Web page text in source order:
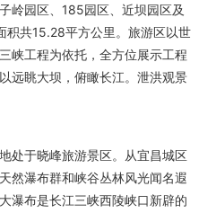
岭园区、185园区、近坝园区及
积共15.28平方公里。旅游区以世
工程为依托，全方位展示工程
远眺大坝，俯瞰长江。泄洪观景
处于晓峰旅游景区。从宜昌城区
然瀑布群和峡谷丛林风光闻名遐
瀑布是长江三峡西陵峡口新辟的